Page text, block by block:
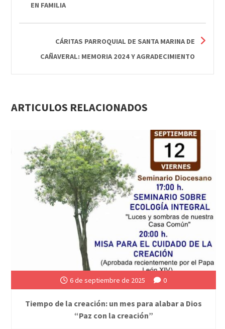
EN FAMILIA
CÁRITAS PARROQUIAL DE SANTA MARINA DE
CAÑAVERAL: MEMORIA 2024 Y AGRADECIMIENTO
ARTICULOS RELACIONADOS
6 de septiembre de 2025 0
Tiempo de la creación: un mes para alabar a Dios
“Paz con la creación”